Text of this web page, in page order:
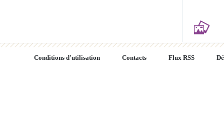
Conditions d'utilisation Contacts Flux RSS